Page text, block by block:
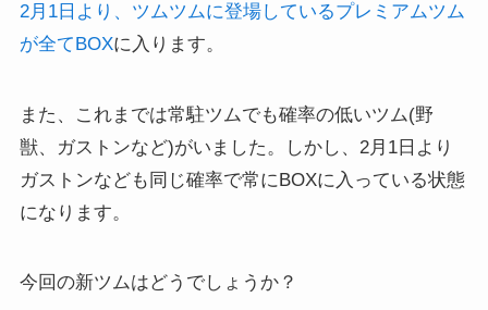
2月1日より、ツムツムに登場しているプレミアムツム
が全てBOXに入ります。
また、これまでは常駐ツムでも確率の低いツム(野
獣、ガストンなど)がいました。しかし、2月1日より
ガストンなども同じ確率で常にBOXに入っている状態
になります。
今回の新ツムはどうでしょうか？